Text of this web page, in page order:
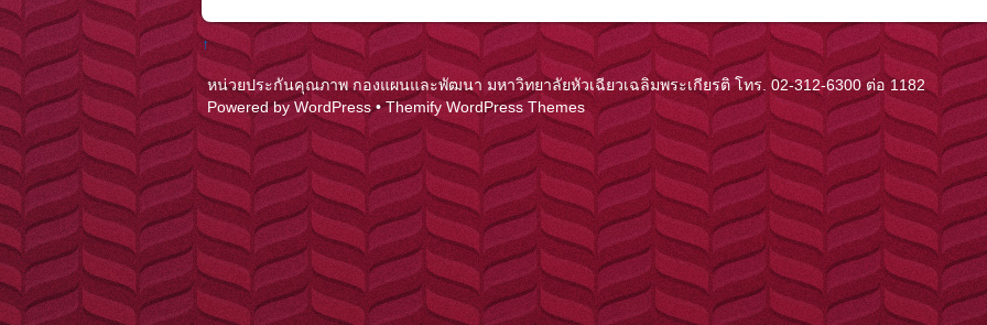
↑
หน่วยประกันคุณภาพ กองแผนและพัฒนา มหาวิทยาลัยหัวเฉียวเฉลิมพระเกียรติ โทร. 02-312-6300 ต่อ 1182
Powered byWordPress•Themify WordPress Themes